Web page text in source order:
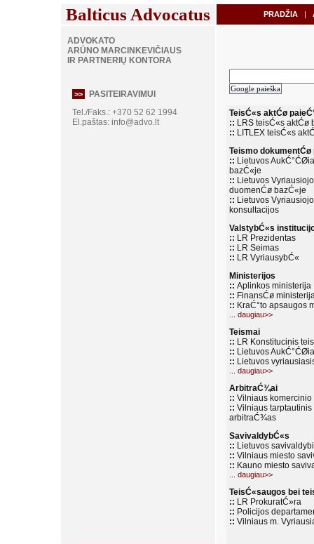
Balticus Advocatus PRADŽIA |
ADVOKATO
ARŪNO MARCINKEVIČIAUS
IR PARTNERIŲ KONTORA
>>
PASITEIRAVIMUI
Tel./Faks.: +370 52 62 1994
El.paštas: info@advo.lt
TeisĆ«s aktĆø
:: LRS teisĆ«s aktĆø
:: LITLEX teisĆ«s
Teismo dokumentĆø
:: Lietuvos
bazĆ«je
:: Lietuvos
duomenĆø bazĆ«je
:: Lietuvos
konsultacijos
ValstybĆ«s
:: LR Prezidentas
:: LR Seimas
:: LR VyriausybĆ«
Ministerijos
:: Aplinkos ministerija
:: FinansĆø
:: KraĆ°to apsaugos
... daugiau>>
Teismai
:: LR Konstitucinis
:: Lietuvos
:: Lietuvos
... daugiau>>
ArbitraĆ¾ai
:: Vilniaus
:: Vilniaus
arbitraĆ¾as
SavivaldybĆ«s
:: Lietuvos
:: Vilniaus miesto
:: Kauno miesto
... daugiau>>
TeisĆ«saugos bei
:: LR ProkuratĆ»ra
:: Policijos
:: Vilniaus m.